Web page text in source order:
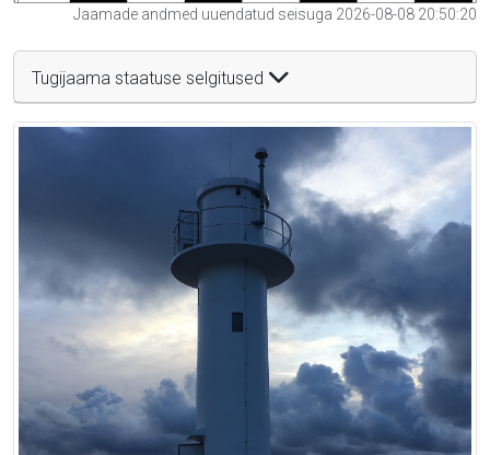
Jaamade andmed uuendatud seisuga 2026-08-08 20:50:20
Tugijaama staatuse selgitused